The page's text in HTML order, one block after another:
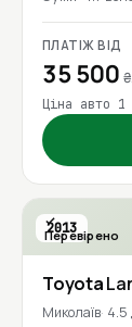
ПЛАТІЖ ВІД
35 500
Ціна авто
2013
Перевірено
Toyota
Миколаїв 4.5